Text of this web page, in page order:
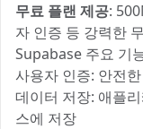
무료 플랜 제공:
자 인증 등 강력한
Supabase 주요 기
사용자 인증: 안전
데이터 저장: 애플
스에 저장